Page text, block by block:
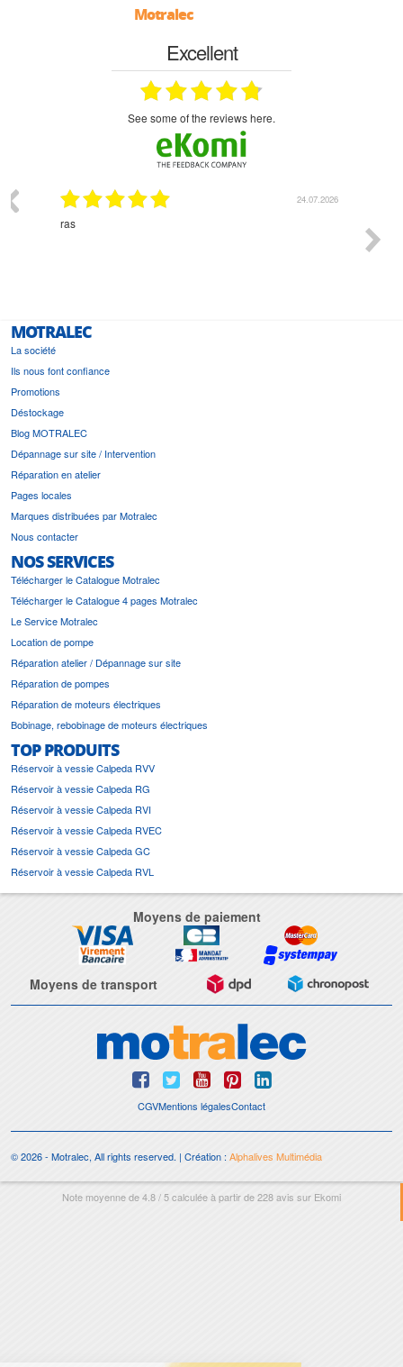
Motralec
Excellent
see some of the reviews here.
24.07.2026
ras
MOTRALEC
La société
Ils nous font confiance
Promotions
Déstockage
Blog MOTRALEC
Dépannage sur site / Intervention
Réparation en atelier
Pages locales
Marques distribuées par Motralec
Nous contacter
NOS SERVICES
Télécharger le Catalogue Motralec
Télécharger le Catalogue 4 pages Motralec
Le Service Motralec
Location de pompe
Réparation atelier / Dépannage sur site
Réparation de pompes
Réparation de moteurs électriques
Bobinage, rebobinage de moteurs électriques
TOP PRODUITS
Réservoir à vessie Calpeda RVV
Réservoir à vessie Calpeda RG
Réservoir à vessie Calpeda RVI
Réservoir à vessie Calpeda RVEC
Réservoir à vessie Calpeda GC
Réservoir à vessie Calpeda RVL
Moyens de paiement
Moyens de transport
CGVMentions légalesContact
© 2026 - Motralec, All rights reserved. | Création :Alphalives Multimédia
Note moyenne de4.8/5calculée à partir de228avis sur Ekomi